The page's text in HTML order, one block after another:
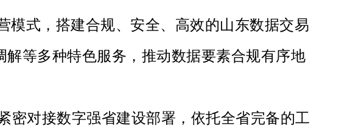
模式，搭建合规、安全、高效的山东数据交易
等多种特色服务，推动数据要素合规有序地
密对接数字强省建设部署，依托全省完备的工